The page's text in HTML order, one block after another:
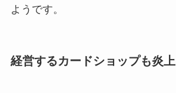
ようです。
経営するカードショップも炎上